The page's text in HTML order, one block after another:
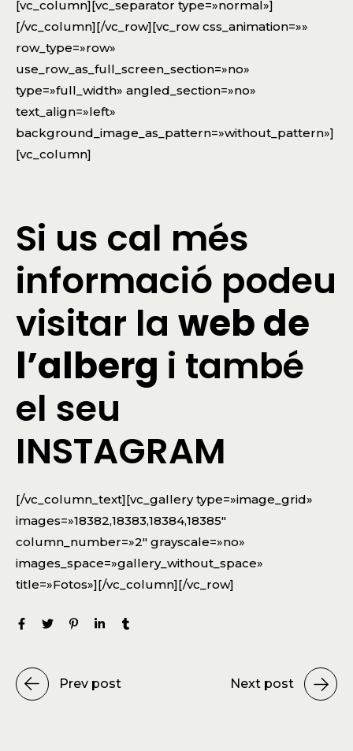
[vc_column][vc_separator type=»normal»]
[/vc_column][/vc_row][vc_row css_animation=»»
row_type=»row»
use_row_as_full_screen_section=»no»
type=»full_width» angled_section=»no»
text_align=»left»
background_image_as_pattern=»without_pattern»]
[vc_column]
Si us cal més
informació podeu
visitar la web de
l’alberg i també
el seu
INSTAGRAM
[/vc_column_text][vc_gallery type=»image_grid»
images=»18382,18383,18384,18385″
column_number=»2″ grayscale=»no»
images_space=»gallery_without_space»
title=»Fotos»][/vc_column][/vc_row]
Prev post Next post